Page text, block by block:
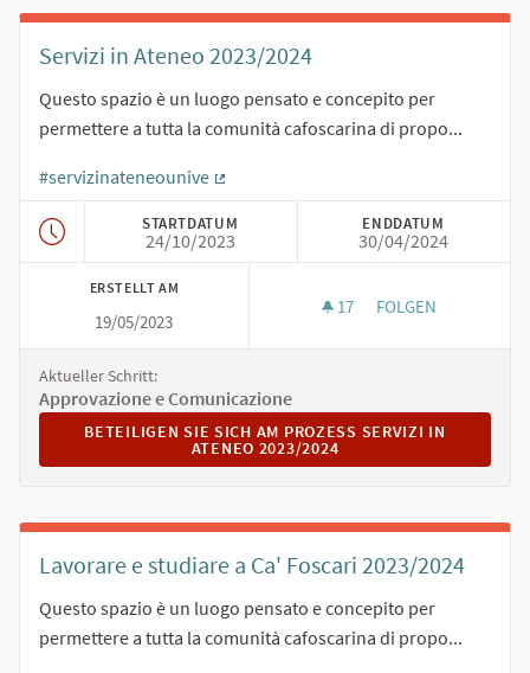
Servizi in Ateneo 2023/2024
Questo spazio è un luogo pensato e concepito per
permettere a tutta la comunità cafoscarina di propo...
#servizinateneounive
STARTDATUM
24/10/2023
ENDDATUM
30/04/2024
ERSTELLT AM
19/05/2023
17 17 FOLLOWER
FOLGEN
Aktueller Schritt:
Approvazione e Comunicazione
BETEILIGEN SIE SICH AM PROZESS SERVIZI IN ATENEO
BETEILIGEN SIE SICH AM PROZESS SERVIZI IN
ATENEO 2023/2024
Lavorare e studiare a Ca' Foscari 2023/2024
Questo spazio è un luogo pensato e concepito per
permettere a tutta la comunità cafoscarina di propo...